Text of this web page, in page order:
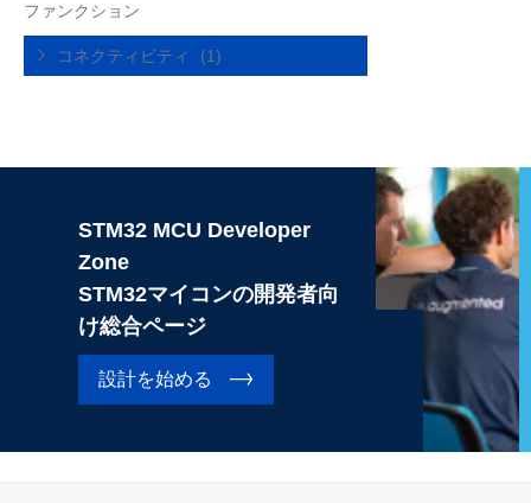
ファンクション
コネクティビティ (1)
STM32 MCU Developer
Zone
STM32マイコンの開発者向
け総合ページ
設計を始める